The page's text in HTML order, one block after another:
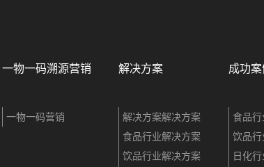
一物一码溯源营销
一物一码营销
解决方案
解决方案解决方案
食品行业解决方案
饮品行业解决方案
成功案
食品行
饮品行
日化行